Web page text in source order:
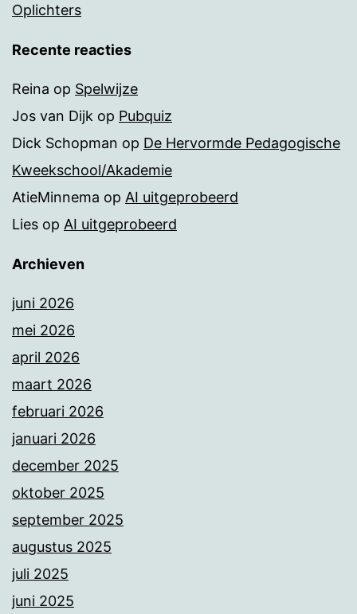
Oplichters
Recente reacties
Reina op Spelwijze
Jos van Dijk op Pubquiz
Dick Schopman op De Hervormde Pedagogische
Kweekschool/Akademie
AtieMinnema op AI uitgeprobeerd
Lies op AI uitgeprobeerd
Archieven
juni 2026
mei 2026
april 2026
maart 2026
februari 2026
januari 2026
december 2025
oktober 2025
september 2025
augustus 2025
juli 2025
juni 2025